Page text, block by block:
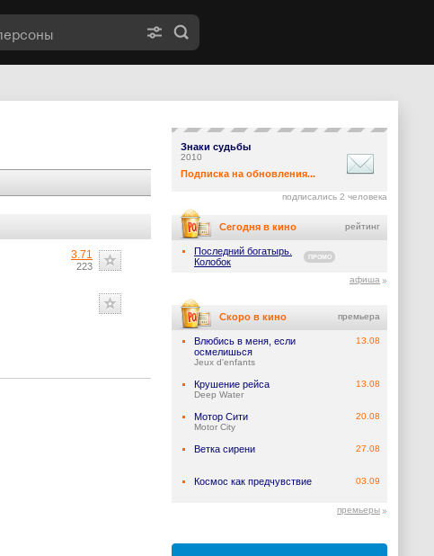
3.71
223
Знаки судьбы
2010
Подписка на обновления...
подписались 2 человека
Сегодня в кино рейтинг
Последний богатырь.
Колобок
ПРОМО
афиша
Скоро в кино премьера
Влюбись в меня, если
осмелишься
Jeux d'enfants
13.08
Крушение рейса
Deep Water
13.08
Мотор Сити
Motor City
20.08
Ветка сирени 27.08
Космос как предчувствие 03.09
премьеры